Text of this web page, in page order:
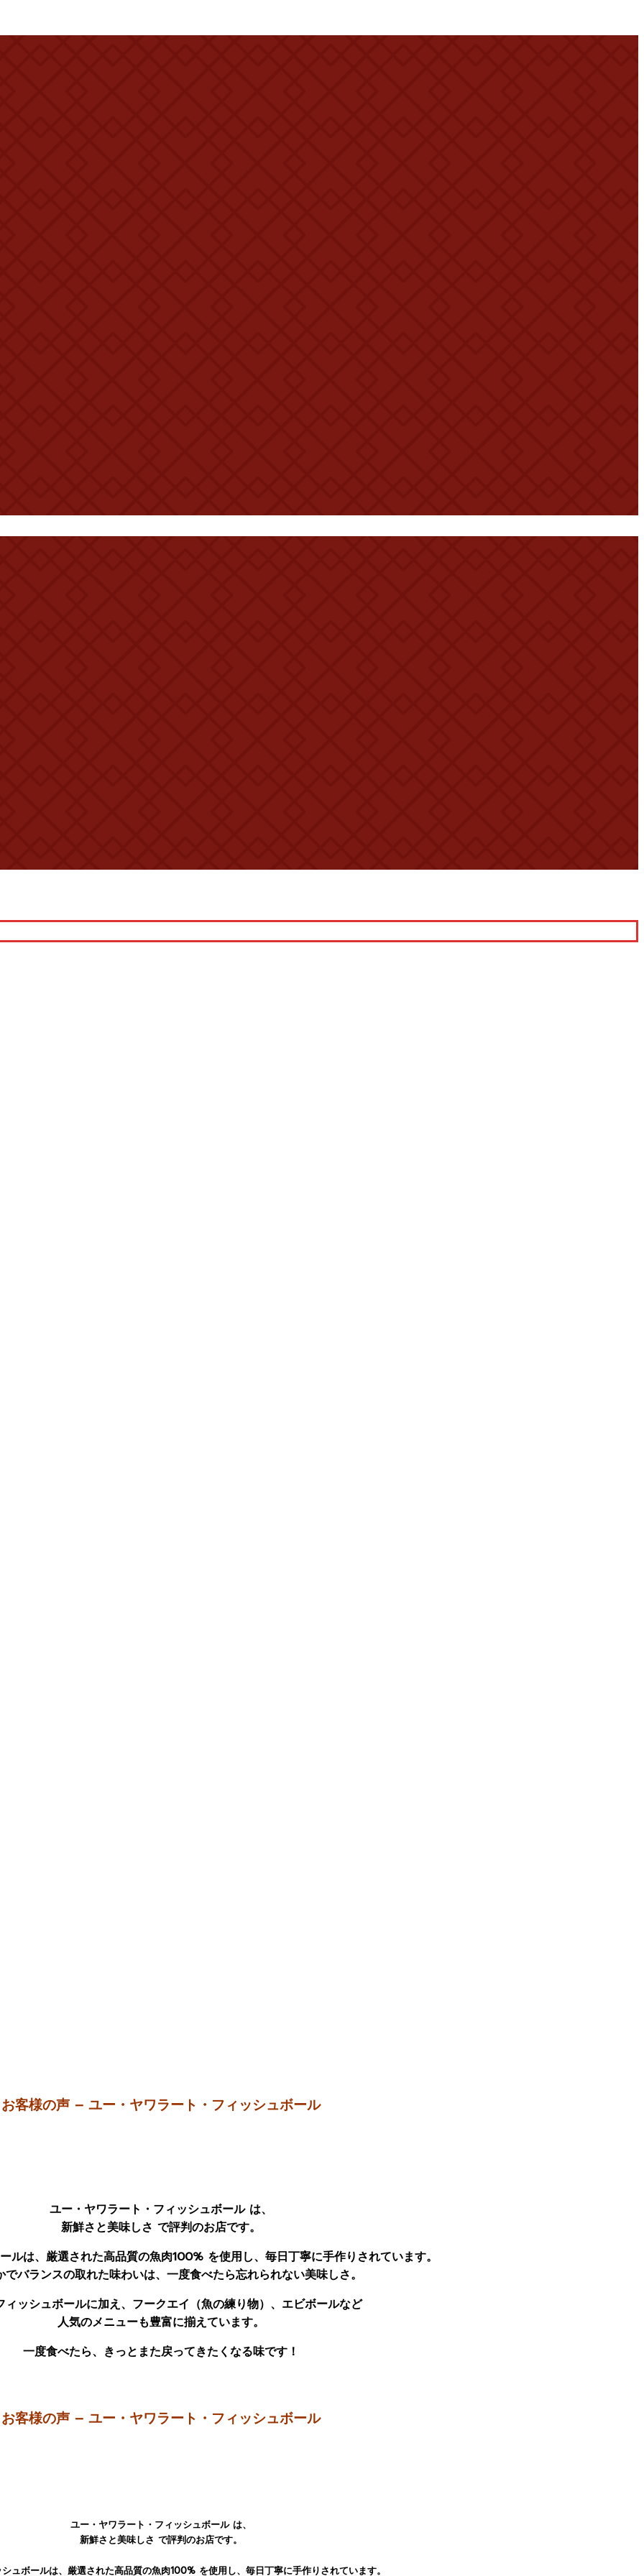
お客様の声 – ユー・ヤワラート・フィッシュボール
ユー・ヤワラート・フィッシュボール は、
新鮮さと美味しさ で評判のお店です。
ルは、厳選された高品質の魚肉100% を使用し、毎日丁寧に手作りされています。
でバランスの取れた味わいは、一度食べたら忘れられない美味しさ。
ィッシュボールに加え、フークエイ（魚の練り物）、エビボールなど
人気のメニューも豊富に揃えています。
一度食べたら、きっとまた戻ってきたくなる味です！
お客様の声 – ユー・ヤワラート・フィッシュボール
ユー・ヤワラート・フィッシュボール は、
新鮮さと美味しさ で評判のお店です。
ュボールは、厳選された高品質の魚肉100% を使用し、毎日丁寧に手作りされています。